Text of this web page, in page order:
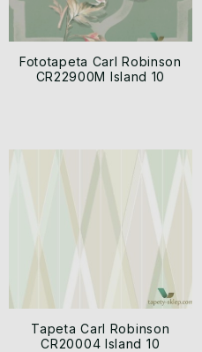
Fototapeta Carl Robinson
CR22900M Island 10
Tapeta Carl Robinson
CR20004 Island 10